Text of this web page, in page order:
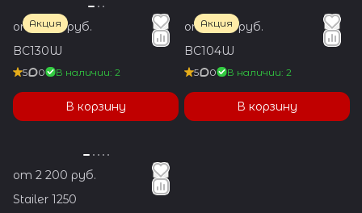
Акция
от 1 650 руб.
BC130W
5 0 В наличии: 2
В корзину
Акция
от 1 650 руб.
BC104W
5 0 В наличии: 2
В корзину
от 2 200 руб.
Stailer 1250